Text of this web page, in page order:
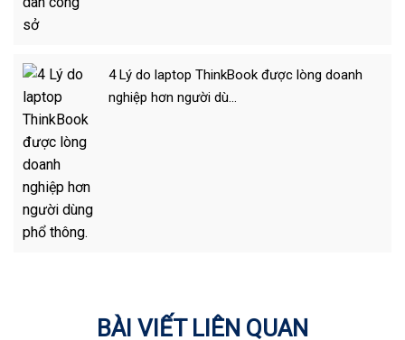
4 Lý do laptop ThinkBook được lòng doanh
nghiệp hơn người dù…
BÀI VIẾT LIÊN QUAN